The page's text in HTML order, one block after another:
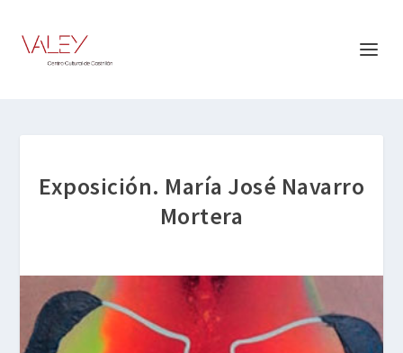
Exposición. María José Navarro
Mortera